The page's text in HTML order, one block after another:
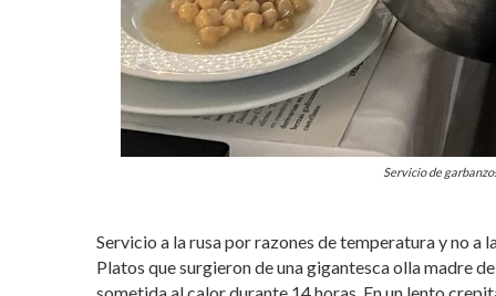
Servicio de
Servicio a la rusa por razones de temperatura y no a
Platos que surgieron de una gigantesca olla madre